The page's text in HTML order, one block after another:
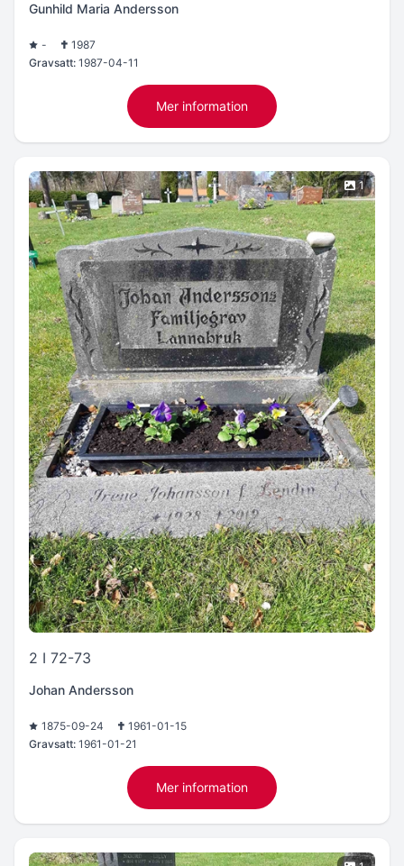
Gunhild Maria Andersson
-
1987
Gravsatt: 1987-04-11
Mer information
1
2 I 72-73
Johan Andersson
1875-09-24
1961-01-15
Gravsatt: 1961-01-21
Mer information